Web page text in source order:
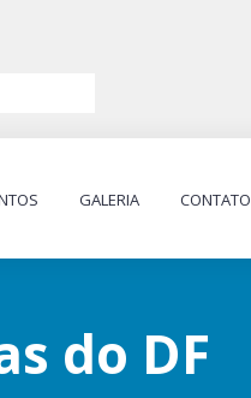
GALERIA CONTATO
do DF